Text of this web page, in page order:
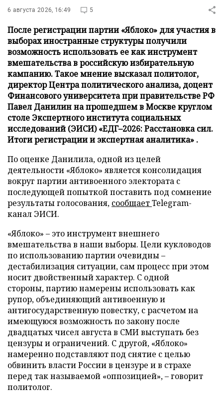
6 августа 2026, 16:49 5
После регистрации партии «Яблоко» для участия в
выборах иностранные структуры получили
возможность использовать ее как инструмент
вмешательства в российскую избирательную
кампанию. Такое мнение высказал политолог,
директор Центра политического анализа, доцент
Финансового университета при правительстве РФ
Павел Данилин на прошедшем в Москве круглом
столе Экспертного института социальных
исследований (ЭИСИ) «ЕДГ–2026: Расстановка сил.
Итоги регистрации и экспертная аналитика» .
По оценке Данилила, одной из целей
деятельности «Яблоко» является консолидация
вокруг партии антивоенного электората с
последующей попыткой поставить под сомнение
результаты голосования, сообщаетTelegram-
канал ЭИСИ.
«Яблоко» – это инструмент внешнего
вмешательства в наши выборы. Цели кукловодов
по использованию партии очевидны –
дестабилизация ситуации, сам процесс при этом
носит двойственный характер. С одной
стороны, партию намерены использовать как
рупор, объединяющий антивоенную и
антигосударственную повестку, с расчетом на
имеющуюся возможность по закону после
двадцатых чисел августа в СМИ выступать без
цензуры и ограничений. С другой, «Яблоко»
намеренно подставляют под снятие с целью
обвинить власти России в цензуре и в страхе
перед так называемой «оппозицией», – говорит
политолог.